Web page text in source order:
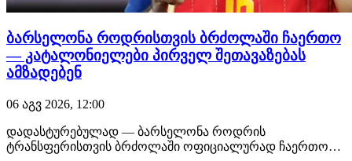
ბარსელონა როდრისთვის ბრძოლაში ჩაერთო
— კატალონიელები პირველ შეთავაზებას
ამზადებენ
06 აგვ 2026, 12:00
დადასტურებულად — ბარსელონა როდრის
ტრანსფერისთვის ბრძოლაში ოფიციალურად ჩაერთო